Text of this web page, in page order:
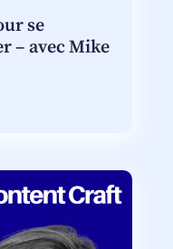
se
– avec Mike